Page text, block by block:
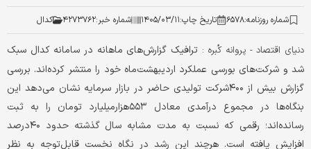
شماره روزنامه:۶۵۷۸ تاریخ چاپ:۱۴۰۵/۰۳/۱۱ شماره خبر:۴۲۷۳۷۶۲ کدال
دنیای اقتصاد - پروانه کُبره : ترافیک گزارش‌های ماهانه در سامانه کدال سبک
شد و شرکت‌های بورسی عملکرد اردیبهشت‌ماه خود را منتشر کرد‌ه‌اند. بررسی
گزارش بیش از ۴۰۰شرکت تولیدی حاضر در بازار سرمایه نشان می‌دهد این
بنگاه‌ها در مجموع درآمدی معادل ۵۵۳هزار‌میلیارد تومان را به ثبت
رسانده‌اند؛ رقمی که نسبت به مدت مشابه سال گذشته حدود ۴۰درصد
افزایش یافته است. هرچند این رشد در نگاه نخست قابل‌توجه به نظر